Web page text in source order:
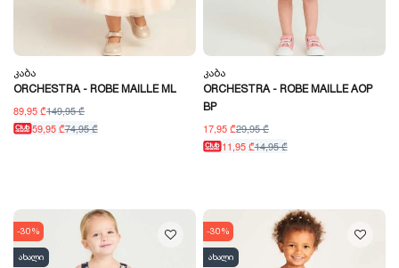
Კაბა
ORCHESTRA - ROBE MAILLE ML
89,95 ₾149,95 ₾
59,95 ₾74,95 ₾
Კაბა
ORCHESTRA - ROBE MAILLE AOP
BP
17,95 ₾29,95 ₾
11,95 ₾14,95 ₾
-30%
ახალი
-30%
ახალი